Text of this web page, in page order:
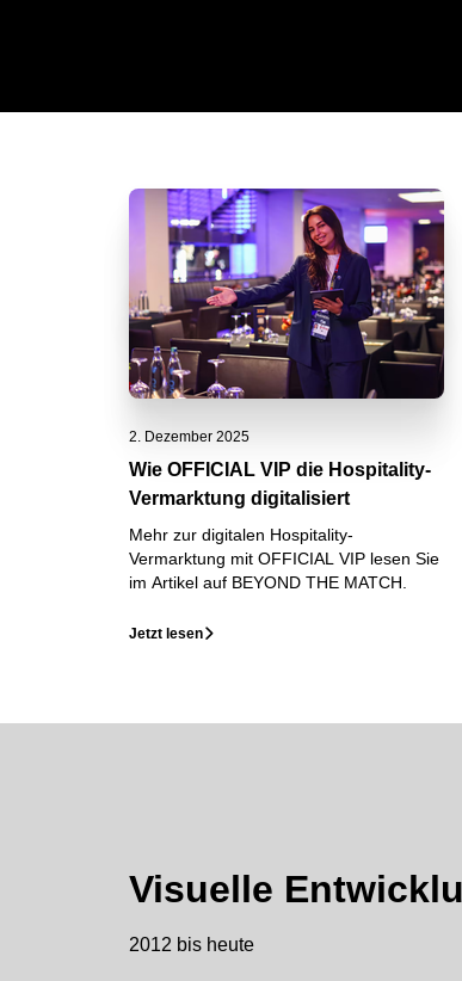
2. Dezember 2025
Wie OFFICIAL VIP die Hospitality-
Vermarktung digitalisiert
Mehr zur digitalen Hospitality-
Vermarktung mit OFFICIAL VIP lesen Sie
im Artikel auf BEYOND THE MATCH.
Jetzt lesen􀆊
Visuelle
2012 bis heute